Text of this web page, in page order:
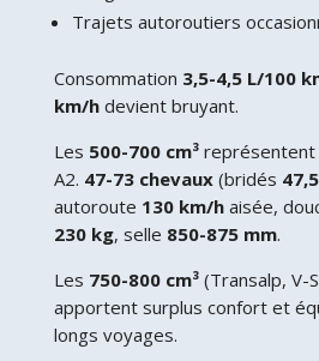
Trajets autoroutiers
Consommation 3,5-4,5 L/100
km/hdevient bruyant.
Les 500-700 cm³représentent
A2. 47-73 chevaux(bridés 47,5
autoroute 130 km/haisée,
230 kg, selle 850-875 mm.
Les 750-800 cm³(Transalp, V-
apportent surplus confort et
longs voyages.